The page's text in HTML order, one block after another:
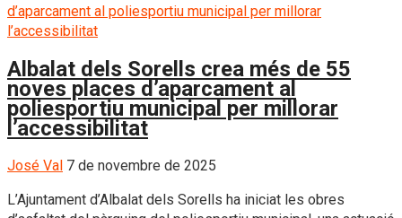
Albalat dels Sorells crea més de 55
noves places d’aparcament al
poliesportiu municipal per millorar
l’accessibilitat
José Val 7 de novembre de 2025
L’Ajuntament d’Albalat dels Sorells ha iniciat les obres